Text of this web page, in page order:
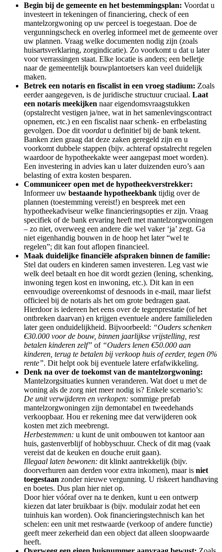
Begin bij de gemeente en het bestemmingsplan: Voordat u
investeert in tekeningen of financiering, check of een
mantelzorgwoning op uw perceel is toegestaan. Doe de
vergunningscheck en overleg informeel met de gemeente over
uw plannen. Vraag welke documenten nodig zijn (zoals
huisartsverklaring, zorgindicatie). Zo voorkomt u dat u later
voor verrassingen staat. Elke locatie is anders; een belletje
naar de gemeentelijk bouwplantoetsers kan veel duidelijk
maken.
Betrek een notaris en fiscalist in een vroeg stadium: Zoals
eerder aangegeven, is de juridische structuur cruciaal. Laat
een notaris meekijken naar eigendomsvraagstukken
(opstalrecht vestigen ja/nee, wat in het samenlevingscontract
opnemen, etc.) en een fiscalist naar schenk- en erfbelasting
gevolgen. Doe dit voordatu definitief bij de bank tekent.
Banken zien graag dat deze zaken geregeld zijn en u
voorkomt dubbele stappen (bijv. achteraf opstalrecht regelen
waardoor de hypotheekakte weer aangepast moet worden).
Een investering in advies kan u later duizenden euro’s aan
belasting of extra kosten besparen.
Communiceer open met de hypotheekverstrekker:
Informeer uw bestaande hypotheekbank tijdig over de
plannen (toestemming vereist!) en bespreek met een
hypotheekadviseur welke financieringsopties er zijn. Vraag
specifiek of de bank ervaring heeft met mantelzorgwoningen
– zo niet, overweeg een andere die wel vaker ‘ja’ zegt. Ga
niet eigenhandig bouwen in de hoop het later “wel te
regelen”; dit kan fout aflopen financieel.
Maak duidelijke financiële afspraken binnen de familie:
Stel dat ouders en kinderen samen investeren. Leg vast wie
welk deel betaalt en hoe dit wordt gezien (lening, schenking,
inwoning tegen kost en inwoning, etc.). Dit kan in een
eenvoudige overeenkomst of desnoods in e-mail, maar liefst
officieel bij de notaris als het om grote bedragen gaat.
Hierdoor is iedereen het eens over de tegenprestatie (of het
ontbreken daarvan) en krijgen eventuele andere familieleden
later geen onduidelijkheid. Bijvoorbeeld: “Ouders schenken
€30.000 voor de bouw, binnen jaarlijkse vrijstelling, rest
betalen kinderen zelf” of “Ouders lenen €50.000 aan
kinderen, terug te betalen bij verkoop huis of eerder, tegen 0%
rente”. Dit helpt ook bij eventuele latere erfafwikkeling.
Denk na over de toekomst van de mantelzorgwoning:
Mantelzorgsituaties kunnen veranderen. Wat doet u met de
woning als de zorg niet meer nodig is? Enkele scenario’s:
De unit verwijderen en verkopen: sommige prefab
mantelzorgwoningen zijn demontabel en tweedehands
verkoopbaar. Hou er rekening mee dat verwijderen ook
kosten met zich meebrengt.
Herbestemmen: u kunt de unit ombouwen tot kantoor aan
huis, gastenverblijf of hobbyschuur. Check of dit mag (vaak
vereist dat de keuken en douche eruit gaan).
Illegaal laten bewonen: dit klinkt aantrekkelijk (bijv.
doorverhuren aan derden voor extra inkomen), maar is niet
toegestaan zonder nieuwe vergunning. U riskeert handhaving
en boetes. Dus plan hier niet op.
Door hier vóóraf over na te denken, kunt u een ontwerp
kiezen dat later bruikbaar is (bijv. modulair zodat het een
tuinhuis kan worden). Ook financieringstechnisch kan het
schelen: een unit met restwaarde (verkoop of andere functie)
geeft meer zekerheid dan een object dat alleen sloopwaarde
heeft.